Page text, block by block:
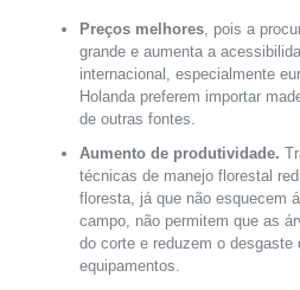
Preços melhores, pois a
grande e aumenta a
internacional, especialmente
Holanda preferem importar
de outras fontes.
Aumento de produtividade.
técnicas de manejo florestal
floresta, já que não esquecem
campo, não permitem que as
do corte e reduzem o desgaste
equipamentos.